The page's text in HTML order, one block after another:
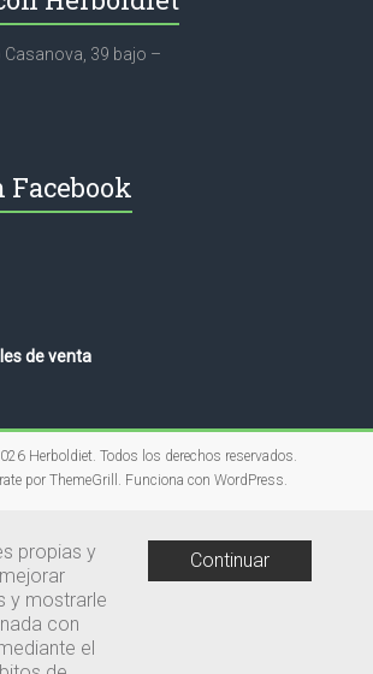
Casanova, 39 bajo –
Facebook
de venta
Herboldiet . Todos los derechos reservados.
por ThemeGrill. Funciona conWordPress
propias y
y mostrarle
con
el
Continuar